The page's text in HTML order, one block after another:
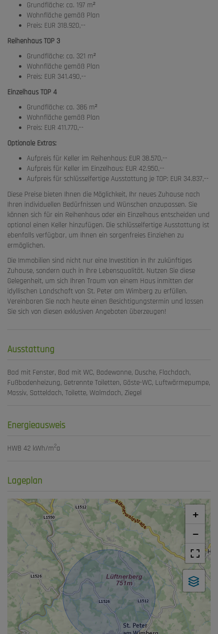
Grundfläche: ca. 197 m²
Wohnfläche gemäß Plan
Preis: EUR 318.920,--
Reihenhaus TOP 3
Grundfläche: ca. 321 m²
Wohnfläche gemäß Plan
Preis: EUR 341.490,--
Einzelhaus TOP 4
Grundfläche: ca. 386 m²
Wohnfläche gemäß Plan
Preis: EUR 411.770,--
Optionale Extras:
Aufpreis für Keller im Reihenhaus: EUR 38.570,--
Aufpreis für Keller im Einzelhaus: EUR 42.950,--
Aufpreis für schlüsselfertige Ausstattung je TOP: EUR 34.837,--
Diese Preise bieten Ihnen die Möglichkeit, Ihr neues Zuhause nach
Ihren individuellen Bedürfnissen und Wünschen anzupassen. Sie
können sich für ein Reihenhaus oder ein Einzelhaus entscheiden und
optional einen Keller hinzufügen. Die schlüsselfertige Ausstattung ist
ebenfalls verfügbar, um Ihnen ein sorgenfreies Einziehen zu
ermöglichen.
Die Immobilien sind nicht nur eine Investition in Ihr zukünftiges
Zuhause, sondern auch in Ihre Lebensqualität. Nutzen Sie diese
Gelegenheit, um sich Ihren Traum von einem Haus inmitten der
idyllischen Landschaft von St. Peter am Wimberg zu erfüllen.
Vereinbaren Sie noch heute einen Besichtigungstermin und lassen
Sie sich von diesen exklusiven Angeboten überzeugen!
Ausstattung
Bad mit Fenster Bad mit WC Badewanne Dusche Flachdach
Fußbodenheizung Getrennte Toiletten Gäste-WC Luftwärmepumpe
Massiv Satteldach Toilette Walmdach Ziegel
Energieausweis
HWB 42 kWh/m2a
Lageplan
+
−